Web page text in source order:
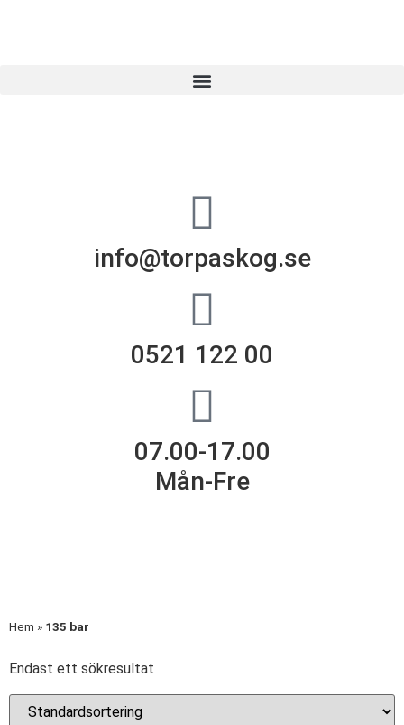
info@torpaskog.se
0521 122 00
07.00-17.00
Mån-Fre
Hem » 135 bar
Endast ett sökresultat